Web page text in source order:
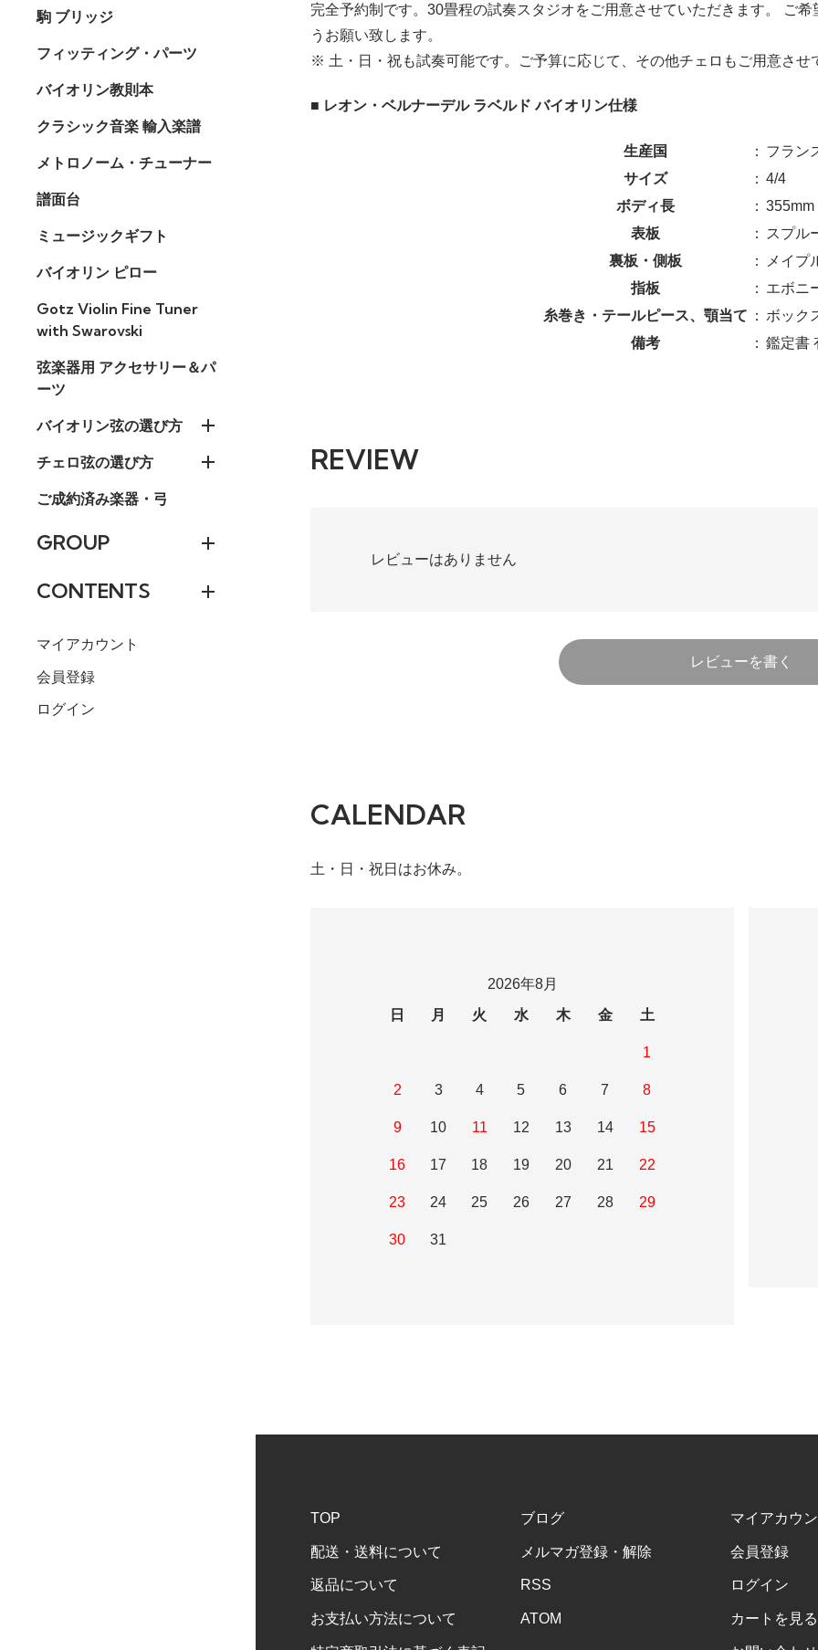
駒 ブリッジ
フィッティング・パーツ
バイオリン教則本
クラシック音楽 輸入楽譜
メトロノーム・チューナー
譜面台
ミュージックギフト
バイオリン ピロー
Gotz Violin Fine Tuner
with Swarovski
弦楽器用 アクセサリー＆パ
ーツ
バイオリン弦の選び方
チェロ弦の選び方
ご成約済み楽器・弓
GROUP
CONTENTS
マイアカウント
会員登録
ログイン
完全予約制です。30畳程の試奏スタジオをご用意させていただきます。 ご
うお願い致します。
※ 土・日・祝も試奏可能です。ご予算に応じて、その他チェロもご用意させ
■ レオン・ベルナーデル ラベルド バイオリン仕様
生産国 ： フラン
サイズ
： 4/4
ボディ長
： 355mm
表板
：
スプル
裏板・側板
：
メイプ
指板
： エボニ
糸巻き・テールピース、顎当て ： ボック
備考
： 鑑定書
REVIEW
レビューはありません
レビューを書く
CALENDAR
土・日・祝日はお休み。
2026年8月
日
月 火 水 木 金 土
1
2 3 4 5 6 7 8
9 10 11 12 13 14 15
16 17 18 19 20 21 22
23 24 25 26 27 28 29
30 31
TOP
配送・送料について
返品について
お支払い方法について
ブログ
メルマガ登録・解除
RSS
ATOM
マイアカウ
会員登録
ログイン
カートを見る